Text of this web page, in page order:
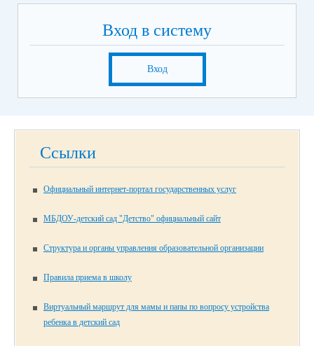
Вход в систему
Вход
Ссылки
Официальный интернет-портал государственных услуг
МБДОУ-детский сад "Детство" официальный сайт
Структура и органы управления образовательной организации
Правила приема в школу
Виртуальный маршрут для мамы и папы по вопросу устройства
ребенка в детский сад